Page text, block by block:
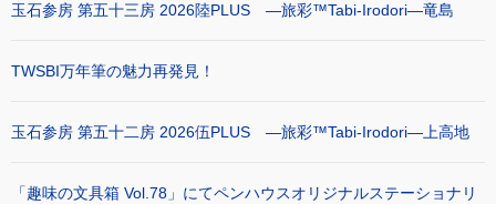
玉石参房 第五十三房 2026陸PLUS ―旅彩™Tabi-Irodori―竜島
TWSBI万年筆の魅力再発見！
玉石参房 第五十二房 2026伍PLUS ―旅彩™Tabi-Irodori―上高地
「趣味の文具箱 Vol.78」にてペンハウスオリジナルステーショナリ